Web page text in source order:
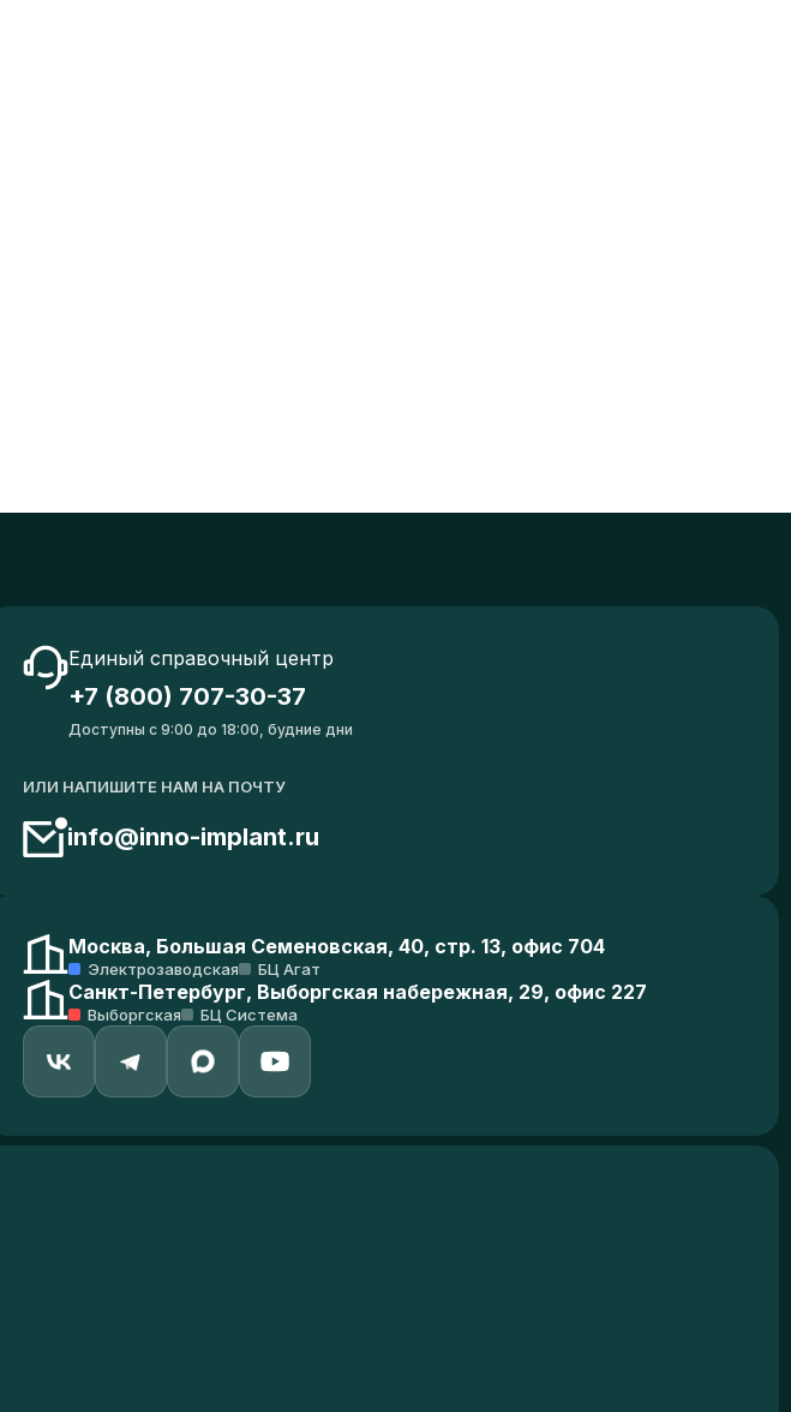
Единый справочный центр
+7 (800) 707-30-37
Доступны с 9:00 до 18:00, будние дни
ИЛИ НАПИШИТЕ НАМ НА ПОЧТУ
info@inno-implant.ru
Москва, Большая Семеновская, 40, стр. 13, офис 704
Электрозаводская БЦ Агат
Санкт-Петербург, Выборгская набережная, 29, офис 227
Выборгская БЦ Система